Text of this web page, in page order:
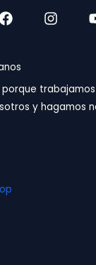
F
a
b
o
o
k
I
n
g
r
a
y hagamos